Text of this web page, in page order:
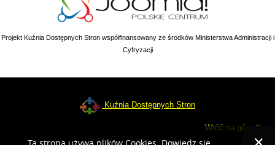
Projekt Kuźnia Dostępnych Stron współfinansowany ze środków Ministerstwa Administracji i
Cyfryzacji
Kuźnia Dostępnych Stron
Wróć na górę